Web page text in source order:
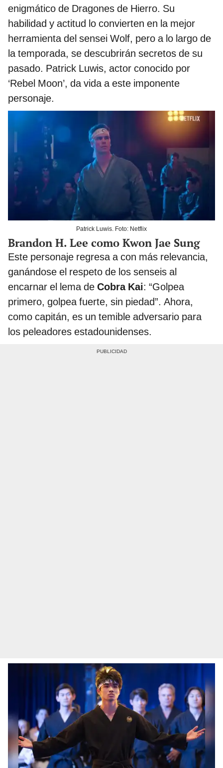
enigmático de Dragones de Hierro. Su
habilidad y actitud lo convierten en la mejor
herramienta del sensei Wolf, pero a lo largo de
la temporada, se descubrirán secretos de su
pasado. Patrick Luwis, actor conocido por
‘Rebel Moon’, da vida a este imponente
personaje.
Patrick Luwis. Foto: Netflix
Brandon H. Lee como Kwon Jae Sung
Este personaje regresa a con más relevancia,
ganándose el respeto de los senseis al
encarnar el lema de Cobra Kai: “Golpea
primero, golpea fuerte, sin piedad”. Ahora,
como capitán, es un temible adversario para
los peleadores estadounidenses.